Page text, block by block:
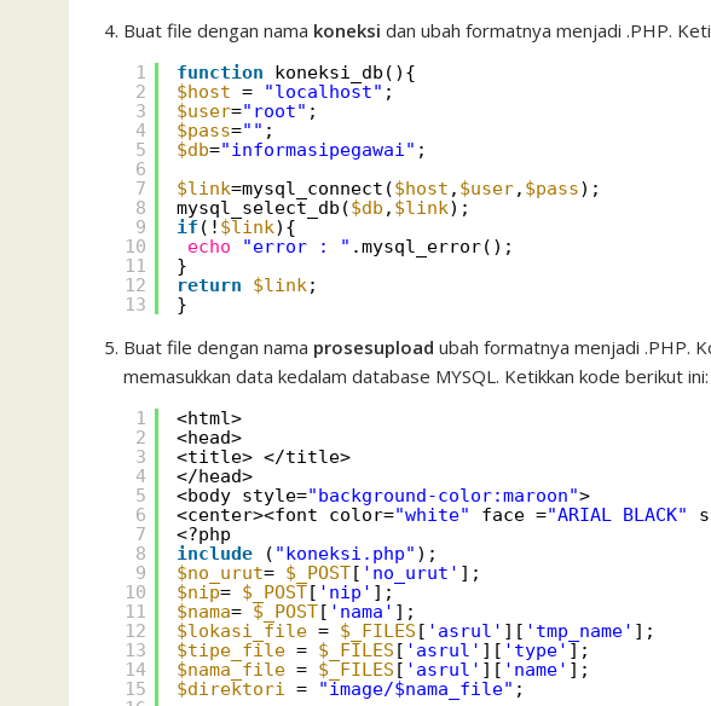
Buat file dengan nama koneksi dan ubah formatnya menjadi .PHP.
1
2
3
4
5
6
7
8
9
10
11
12
13
function
koneksi_db(){
$host = "localhost" ;
$user="root" ;
$pass="" ;
$db="informasipegawai" ;
$link=mysql_connect($host , $user, $pass);
mysql_select_db($db , $link);
if (! $link){
echo
"error : " .mysql_error();
}
return
$link;
}
Buat file dengan nama prosesupload ubah formatnya menjadi .PHP.
memasukkan data kedalam database MYSQL. Ketikkan kode berikut ini:
1
2
3
4
5
6
7
8
9
10
11
12
13
14
15
<html>
<head>
<title> </title>
</head>
<body style="background-color:maroon">
<center><font color="white" face ="ARIAL BLACK"
<?php
include
( "koneksi.php" );
$no_urut= $_POST[ 'no_urut' ];
$nip= $_POST[ 'nip' ];
$nama= $_POST[ 'nama' ];
$lokasi_file = $_FILES [ 'asrul' ][ 'tmp_name' ];
$tipe_file = $_FILES [ 'asrul' ][ 'type' ];
$nama_file = $_FILES [ 'asrul' ][ 'name' ];
$direktori = "image/$nama_file" ;